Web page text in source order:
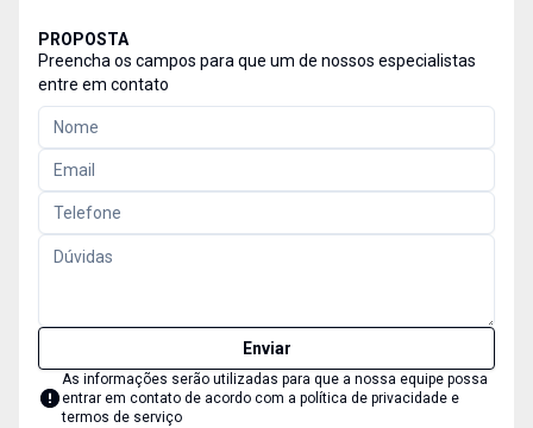
PROPOSTA
Preencha os campos para que um de nossos especialistas
entre em contato
Enviar
As informações serão utilizadas para que a nossa equipe possa
entrar em contato de acordo com a política de privacidade e
termos de serviço